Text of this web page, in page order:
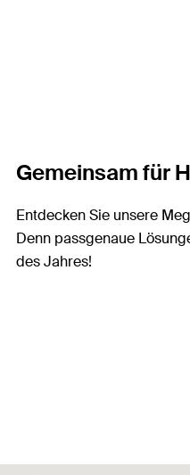
Gemeinsam für
Entdecken Sie unsere
Denn passgenaue
des Jahres!